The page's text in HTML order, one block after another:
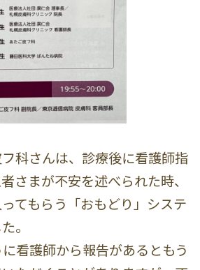
科さんは、診療後に看護師指
さまが不安を述べられた時、
てもらう「おもどり」システ
。
看護師から報告があるともう